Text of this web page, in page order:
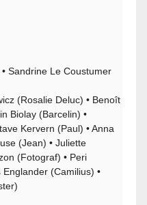
Sandrine Le Coustumer
(Rosalie Deluc) • Benoît
Biolay (Barcelin) •
Kervern (Paul) • Anna
(Jean) • Juliette
(Fotograf) • Peri
(Camilius) •